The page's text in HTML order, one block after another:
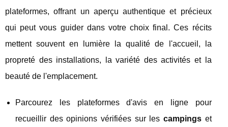
plateformes, offrant un aperçu authentique et précieux
qui peut vous guider dans votre choix final. Ces récits
mettent souvent en lumière la qualité de l'accueil, la
propreté des installations, la variété des activités et la
beauté de l'emplacement.
Parcourez les plateformes d'avis en ligne pour
recueillir des opinions vérifiées sur les campingset